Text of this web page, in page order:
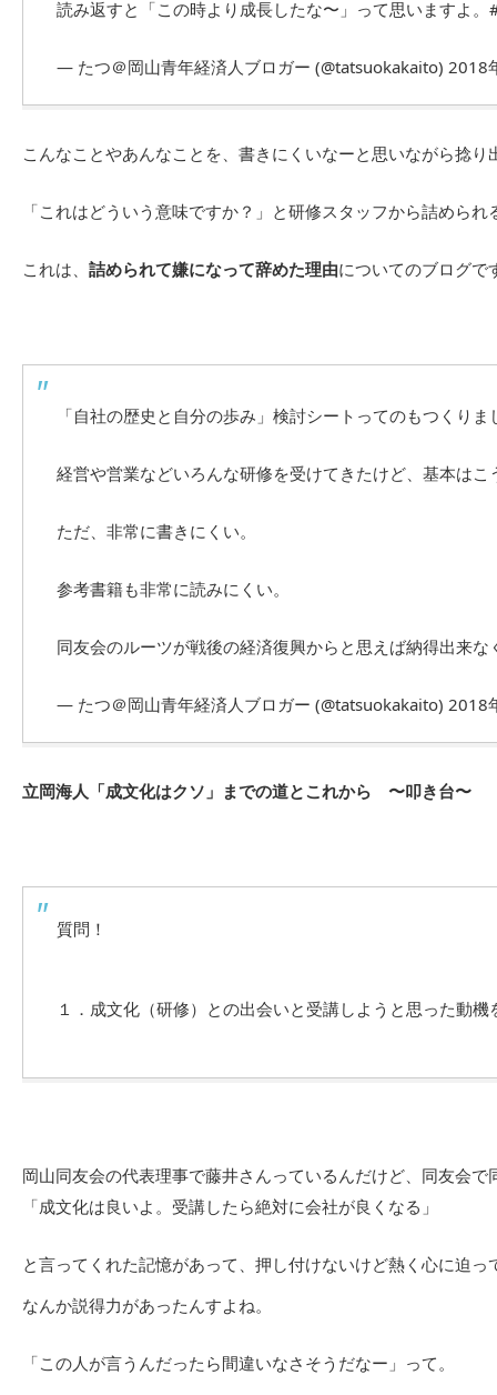
読み返すと「この時より成長したな〜」って思いますよ。
— たつ＠岡山青年経済人ブロガー (@tatsuokakaito) 2018
こんなことやあんなことを、書きにくいなーと思いながら捻り
「これはどういう意味ですか？」と研修スタッフから詰められ
これは、 詰められて嫌になって辞めた理由についてのブログで
「自社の歴史と自分の歩み」検討シートってのもつくりま
経営や営業などいろんな研修を受けてきたけど、基本は
ただ、非常に書きにくい。
参考書籍も非常に読みにくい。
同友会のルーツが戦後の経済復興からと思えば納得出来
— たつ＠岡山青年経済人ブロガー (@tatsuokakaito) 2018
立岡海人「成文化はクソ」までの道とこれから 〜叩き台〜
質問！
１．成文化（研修）との出会いと受講しようと思った動
岡山同友会の代表理事で藤井さんっているんだけど、同友会で
「成文化は良いよ。受講したら絶対に会社が良くなる」
と言ってくれた記憶があって、押し付けないけど熱く心に迫
なんか説得力があったんすよね。
「この人が言うんだったら間違いなさそうだなー」って。